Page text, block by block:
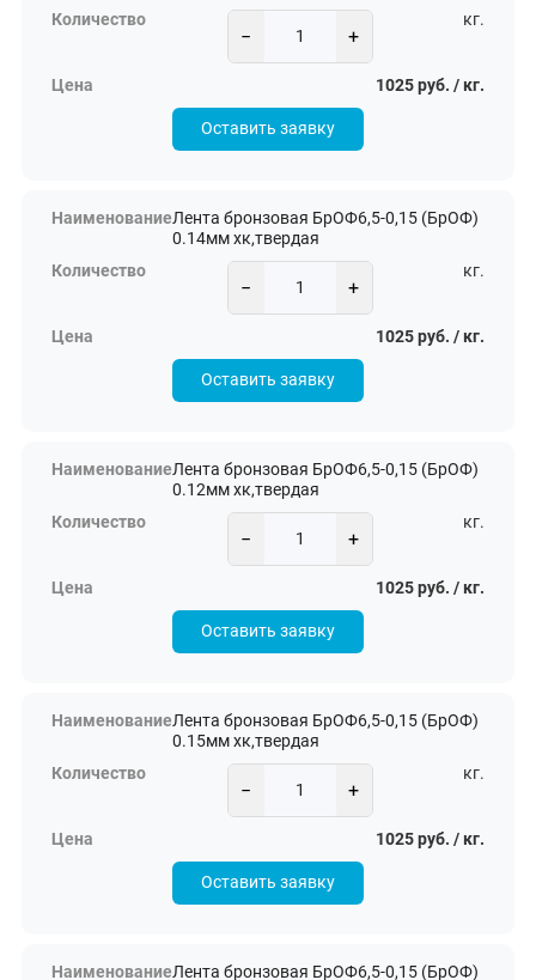
− +
кг.
1025 руб. / кг.
Оставить заявку
Лента бронзовая БрОФ6,5-0,15 (БрОФ)
0.14мм хк,твердая
− +
кг.
1025 руб. / кг.
Оставить заявку
Лента бронзовая БрОФ6,5-0,15 (БрОФ)
0.12мм хк,твердая
− +
кг.
1025 руб. / кг.
Оставить заявку
Лента бронзовая БрОФ6,5-0,15 (БрОФ)
0.15мм хк,твердая
− +
кг.
1025 руб. / кг.
Оставить заявку
Лента бронзовая БрОФ6,5-0,15 (БрОФ)